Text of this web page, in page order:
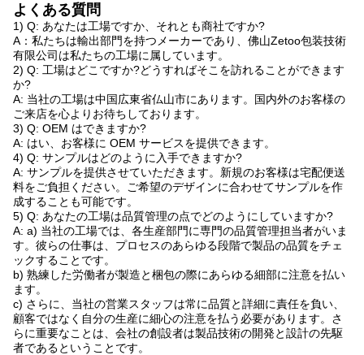
よくある質問
1) Q: あなたは工場ですか、それとも商社ですか?
A：私たちは輸出部門を持つメーカーであり、佛山Zetoo包装技術
有限公司は私たちの工場に属しています。
2) Q: 工場はどこですか?どうすればそこを訪れることができます
か?
A: 当社の工場は中国広東省仏山市にあります。国内外のお客様の
ご来店を心よりお待ちしております。
3) Q: OEM はできますか?
A: はい、お客様に OEM サービスを提供できます。
4) Q: サンプルはどのように入手できますか?
A: サンプルを提供させていただきます。新規のお客様は宅配便送
料をご負担ください。ご希望のデザインに合わせてサンプルを作
成することも可能です。
5) Q: あなたの工場は品質管理の点でどのようにしていますか?
A: a) 当社の工場では、各生産部門に専門の品質管理担当者がいま
す。彼らの仕事は、プロセスのあらゆる段階で製品の品質をチェ
ックすることです。
b) 熟練した労働者が製造と梱包の際にあらゆる細部に注意を払い
ます。
c) さらに、当社の営業スタッフは常に品質と詳細に責任を負い、
顧客ではなく自分の生産に細心の注意を払う必要があります。さ
らに重要なことは、会社の創設者は製品技術の開発と設計の先駆
者であるということです。